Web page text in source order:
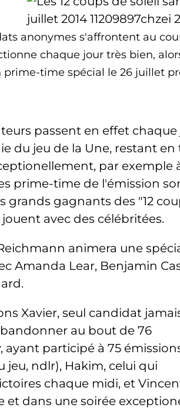
anonymes s'affrontent au
chaque jour très bien,
time spécial le 26 juillet
passent en effet
du jeu de la Une, restant en
par exemple
prime-time de l'émission
grands gagnants des "12
avec des célébritées.
animera une
Amanda Lear, Benjamin
Xavier, seul candidat
au bout de 76
ayant participé à 75
ndlr), Hakim, celui qui
chaque midi, et
et dans une soirée